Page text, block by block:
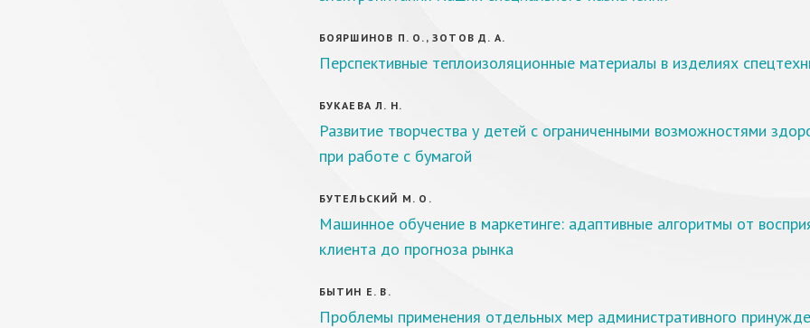
БОЯРШИНОВ П. О., ЗОТОВ Д. А.
Перспективные теплоизоляционные материалы в изделиях
БУКАЕВА Л. Н.
Развитие творчества у детей с ограниченными возможностями
при работе с бумагой
БУТЕЛЬСКИЙ М. О.
Машинное обучение в маркетинге: адаптивные алгоритмы от
клиента до прогноза рынка
БЫТИН Е. В.
Проблемы применения отдельных мер административного